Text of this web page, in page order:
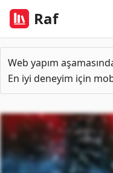
Raf
Web yapım
En iyi deneyim için